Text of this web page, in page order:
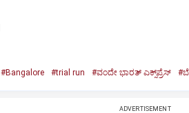
#Bangalore #trial run #ವಂದೇ ಭಾರತ್‌ ಎಕ್ಸ್‌ಪ್ರೆಸ್‌
ADVERTISEMENT